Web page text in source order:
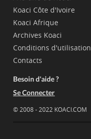
Koaci Côte d'Ivoire
Koaci Afrique
Archives Koaci
Conditions d'utilisation
Contacts
Besoin d'aide ?
Se Connecter
© 2008 - 2022 KOACI.COM